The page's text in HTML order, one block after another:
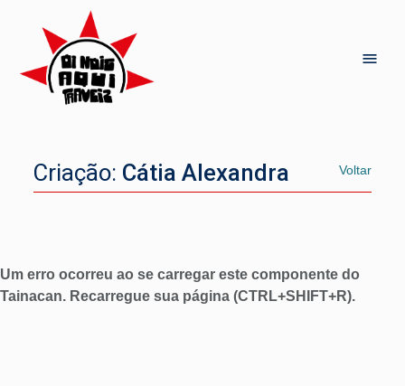
Criação: Cátia Alexandra Voltar
Um erro ocorreu ao se carregar este componente do
Tainacan. Recarregue sua página (CTRL+SHIFT+R).